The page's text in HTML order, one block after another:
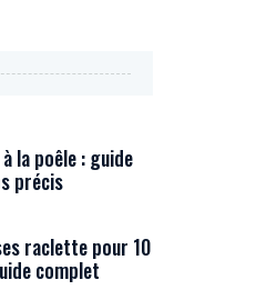
la poêle : guide
précis
raclette pour 10
complet